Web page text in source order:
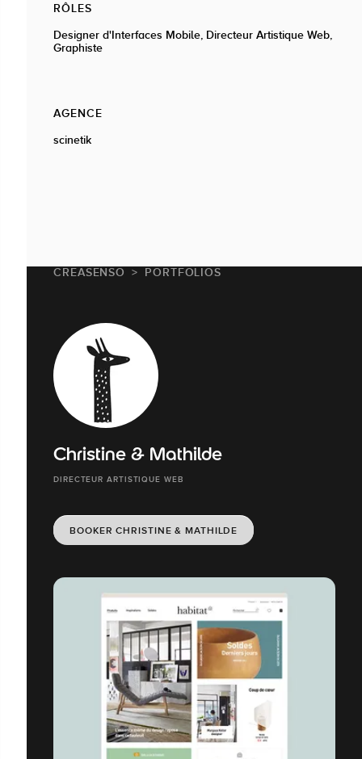
RÔLES
Designer d'Interfaces Mobile, Directeur Artistique Web,
Graphiste
AGENCE
scinetik
CREASENSO PORTFOLIOS
Christine & Mathilde
DIRECTEUR ARTISTIQUE WEB
BOOKER CHRISTINE & MATHILDE